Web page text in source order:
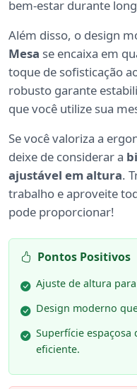
bem-estar durante
Além disso, o design
Mesa se encaixa em
toque de sofisticação
robusto garante
que você utilize sua
Se você valoriza a
deixe de considerar a
ajustável em altura.
trabalho e aproveite
pode proporcionar!
Pontos Positivos
Ajuste de altura
Design moderno
Superfície espaçosa
eficiente.